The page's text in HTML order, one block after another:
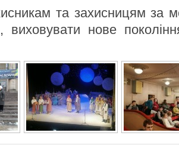
та захисницям за
виховувати нове